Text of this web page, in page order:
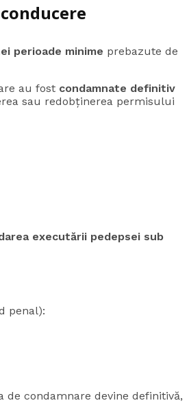
perioade minime prebazute de
au fost condamnate definitiv
sau redobținerea permisului
executării pedepsei sub
penal):
condamnare devine definitivă,